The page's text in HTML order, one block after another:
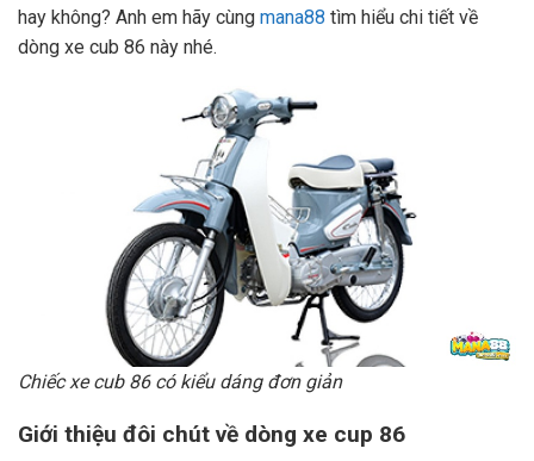
hay không? Anh em hãy cùng mana88 tìm hiểu chi tiết về
dòng xe cub 86 này nhé.
Chiếc xe cub 86 có kiểu dáng đơn giản
Giới thiệu đôi chút về dòng xe cup 86